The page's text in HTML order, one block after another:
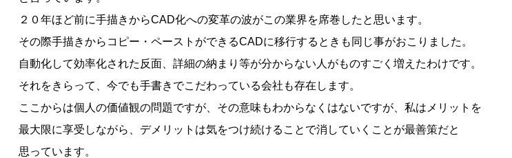
２０年ほど前に手描きからCAD化への変革の波がこの業界を席巻したと思います。
その際手描きからコピー・ペーストができるCADに移行するときも同じ事がおこりました。
自動化して効率化された反面、詳細の納まり等が分からない人がものすごく増えたわけです。
それをきらって、今でも手書きでこだわっている会社も存在します。
ここからは個人の価値観の問題ですが、その意味もわからなくはないですが、私はメリットを
最大限に享受しながら、デメリットは気をつけ続けることで消していくことが最善策だと
思っています。